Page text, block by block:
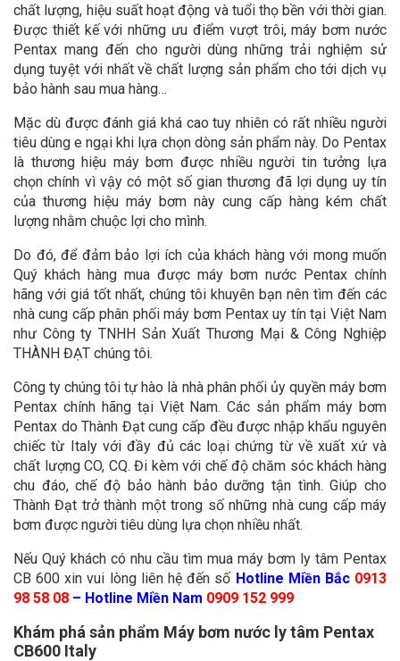
chất lượng, hiệu suất hoạt động và tuổi thọ bền với thời gian.
Được thiết kế với những ưu điểm vượt trôi, máy bơm nước
Pentax mang đến cho người dùng những trải nghiệm sử
dụng tuyệt với nhất về chất lượng sản phẩm cho tới dịch vụ
bảo hành sau mua hàng…
Mặc dù được đánh giá khá cao tuy nhiên có rất nhiều người
tiêu dùng e ngại khi lựa chọn dòng sản phẩm này. Do Pentax
là thương hiệu máy bơm được nhiều người tin tưởng lựa
chọn chính vì vậy có một số gian thương đã lợi dụng uy tín
của thương hiệu máy bơm này cung cấp hàng kém chất
lượng nhằm chuộc lợi cho mình.
Do đó, để đảm bảo lợi ích của khách hàng với mong muốn
Quý khách hàng mua được máy bơm nước Pentax chính
hãng với giá tốt nhất, chúng tôi khuyên bạn nên tìm đến các
nhà cung cấp phân phối máy bơm Pentax uy tín tại Việt Nam
như Công ty TNHH Sản Xuất Thương Mại & Công Nghiệp
THÀNH ĐẠT chúng tôi.
Công ty chúng tôi tự hào là nhà phân phối ủy quyền máy bơm
Pentax chính hãng tại Việt Nam. Các sản phẩm máy bơm
Pentax do Thành Đạt cung cấp đều được nhập khẩu nguyên
chiếc từ Italy với đầy đủ các loại chứng từ về xuất xứ và
chất lượng CO, CQ. Đi kèm với chế độ chăm sóc khách hàng
chu đáo, chế độ bảo hành bảo dưỡng tận tình. Giúp cho
Thành Đạt trở thành một trong số những nhà cung cấp máy
bơm được người tiêu dùng lựa chọn nhiều nhất.
Nếu Quý khách có nhu cầu tìm mua máy bơm ly tâm Pentax
CB 600 xin vui lòng liên hệ đến số Hotline Miền Bắc 0913
98 58 08 – Hotline Miền Nam 0909 152 999
Khám phá sản phẩm Máy bơm nước ly tâm Pentax
CB600 Italy